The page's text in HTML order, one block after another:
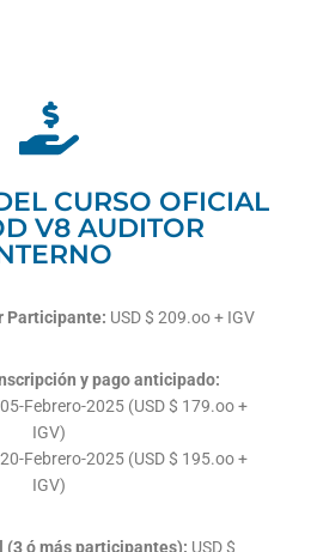
CURSO OFICIAL
V8 AUDITOR
Participante: USD $ 209.oo + IGV
y pago anticipado:
Febrero-2025 (USD $ 179.oo +
IGV)
Febrero-2025 (USD $ 195.oo +
IGV)
(3 ó más participantes): USD $